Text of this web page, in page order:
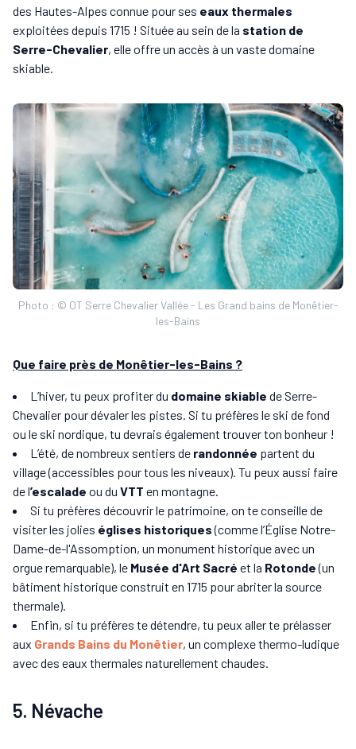
des Hautes-Alpes connue pour ses eaux thermales
exploitées depuis 1715 ! Située au sein de la station de
Serre-Chevalier, elle offre un accès à un vaste domaine
skiable.
Photo : © OT Serre Chevalier Vallée - Les Grand bains de Monêtier-
les-Bains
Que faire près de Monêtier-les-Bains ?
L’hiver, tu peux profiter du domaine skiable de Serre-
Chevalier pour dévaler les pistes. Si tu préfères le ski de fond
ou le ski nordique, tu devrais également trouver ton bonheur !
L’été, de nombreux sentiers de randonnée partent du
village (accessibles pour tous les niveaux). Tu peux aussi faire
de l’escalade ou du VTT en montagne.
Si tu préfères découvrir le patrimoine, on te conseille de
visiter les jolies églises historiques(comme l’Église Notre-
Dame-de-l'Assomption, un monument historique avec un
orgue remarquable), le Musée d'Art Sacré et la Rotonde(un
bâtiment historique construit en 1715 pour abriter la source
thermale).
Enfin, si tu préfères te détendre, tu peux aller te prélasser
aux Grands Bains du Monêtier, un complexe thermo-ludique
avec des eaux thermales naturellement chaudes.
5. Névache